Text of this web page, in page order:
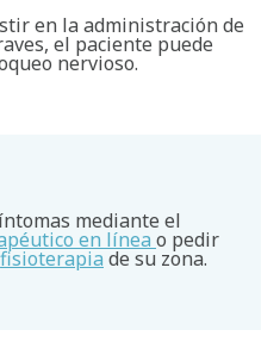
en la administración de
el paciente puede
nervioso.
mediante el
en línea o pedir
fisioterapia de su zona.